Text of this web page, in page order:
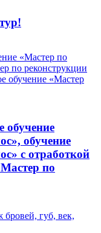
обучение
обучение
с отработкой
по